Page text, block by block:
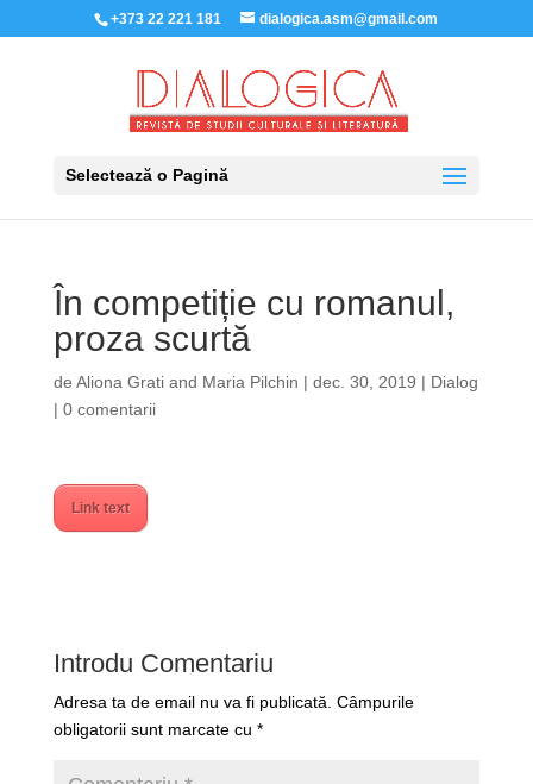
+373 22 221 181 dialogica.asm@gmail.com
Selectează o Pagină
În competiție cu romanul,
proza scurtă
de Aliona Gratiand Maria Pilchin | dec. 30, 2019 | Dialog
| 0 comentarii
Link text
Introdu Comentariu
Adresa ta de email nu va fi publicată. Câmpurile
obligatorii sunt marcate cu *